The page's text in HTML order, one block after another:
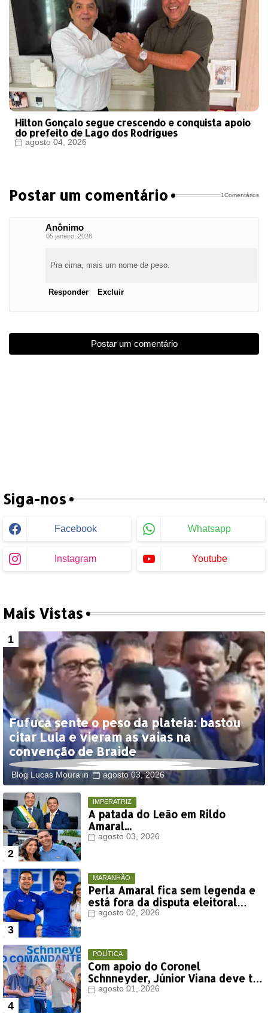
Hilton Gonçalo segue crescendo e conquista apoio
do prefeito de Lago dos Rodrigues
agosto 04, 2026
Postar um comentário 1Comentários
Anônimo
05 janeiro, 2026
Pra cima, mais um nome de peso.
Responder Excluir
Postar um comentário
Siga-nos
Facebook Whatsapp
Instagram Youtube
Mais Vistas
Fufuca sente o peso da plateia: bastou
citar Lula e vieram as vaias na
convenção de Braide
Blog Lucas Moura agosto 03, 2026
IMPERATRIZ
A patada do Leão em Rildo
Amaral...
agosto 03, 2026
MARANHÃO
Perla Amaral fica sem legenda e
está fora da disputa eleitoral
deste ano
agosto 02, 2026
POLÍTICA
Com apoio do Coronel
Schnneyder, Júnior Viana deve ter
votação expressiva em Timon
agosto 01, 2026